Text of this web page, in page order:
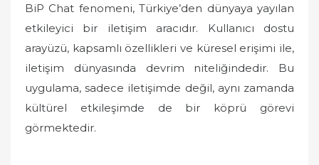
BiP Chat fenomeni, Türkiye’den dünyaya yayılan
etkileyici bir iletişim aracıdır. Kullanıcı dostu
arayüzü, kapsamlı özellikleri ve küresel erişimi ile,
iletişim dünyasında devrim niteliğindedir. Bu
uygulama, sadece iletişimde değil, aynı zamanda
kültürel etkileşimde de bir köprü görevi
görmektedir.